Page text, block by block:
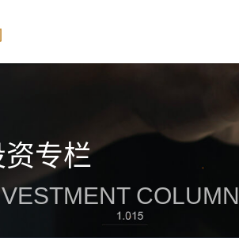
资专栏
COLUMN